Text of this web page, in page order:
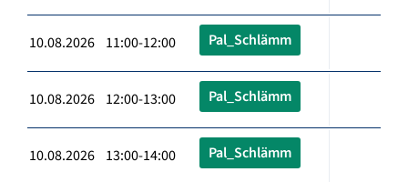
10.08.2026 11:00-12:00 Pal_Schlämm
10.08.2026 12:00-13:00 Pal_Schlämm
10.08.2026 13:00-14:00 Pal_Schlämm